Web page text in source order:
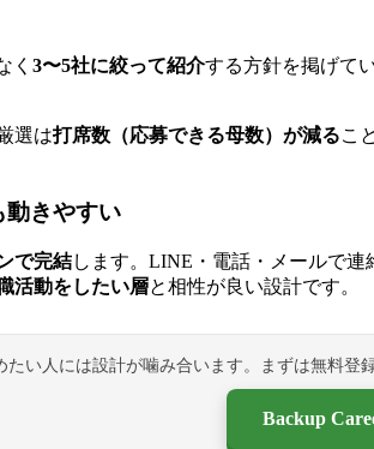
く 3〜5社に絞って紹介する方針を掲げて
選は打席数（応募できる母数）が減るこ
動きやすい
で完結します。LINE・電話・メールで
活動をしたい層と相性が良い設計です。
たい人には設計が噛み合います。まずは無料登
Backup